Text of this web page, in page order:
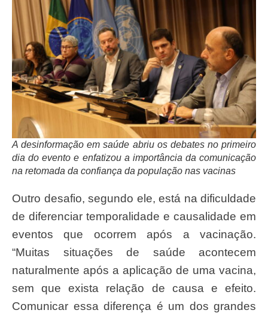
A desinformação em saúde abriu os debates no primeiro
dia do evento e enfatizou a importância da comunicação
na retomada da confiança da população nas vacinas
Outro desafio, segundo ele, está na dificuldade
de diferenciar temporalidade e causalidade em
eventos que ocorrem após a vacinação.
“Muitas situações de saúde acontecem
naturalmente após a aplicação de uma vacina,
sem que exista relação de causa e efeito.
Comunicar essa diferença é um dos grandes